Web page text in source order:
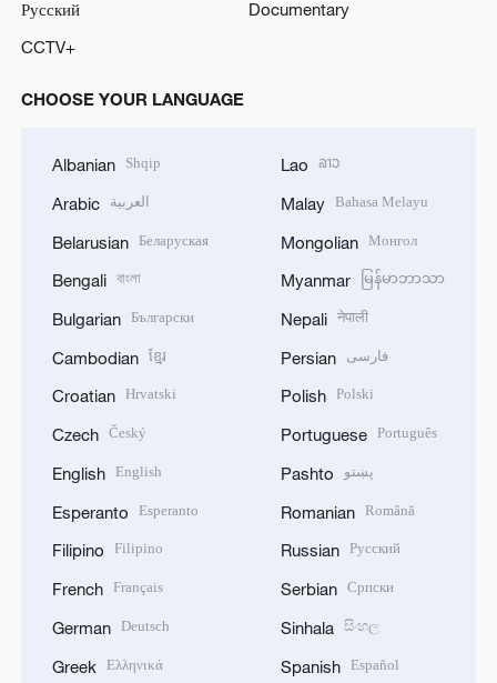
Русский
Documentary
CCTV+
CHOOSE YOUR LANGUAGE
Albanian Shqip
Arabic العربية
Belarusian Беларуская
Bengali বাংলা
Bulgarian Български
Cambodian ខ្មែរ
Croatian Hrvatski
Czech Český
English English
Esperanto Esperanto
Filipino Filipino
French Français
German Deutsch
Greek Ελληνικά
Lao ລາວ
Malay Bahasa Melayu
Mongolian Монгол
Myanmar မြန်မာဘာသာ
Nepali नेपाली
Persian فارسی
Polish Polski
Portuguese Português
Pashto پښتو
Romanian Română
Russian Русский
Serbian Српски
Sinhala සිංහල
Spanish Español